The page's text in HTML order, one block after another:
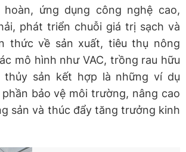
hoàn, ứng dụng công nghệ cao,
phát triển chuỗi giá trị sạch và
thức về sản xuất, tiêu thụ nông
mô hình như VAC, trồng rau hữu
thủy sản kết hợp là những ví dụ
bảo vệ môi trường, nâng cao
sản và thúc đẩy tăng trưởng kinh